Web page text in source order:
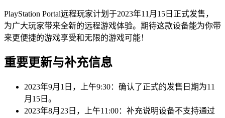
PlayStation Portal远程玩家计划于2023年11月15日正式发售，
为广大玩家带来全新的远程游戏体验。期待这款设备能为你带
来更便捷的游戏享受和无限的游戏可能！
重要更新与补充信息
2023年9月1日，上午9:30：确认了正式的发售日期为11
月15日。
2023年8月23日，上午11:00：补充说明设备不支持通过